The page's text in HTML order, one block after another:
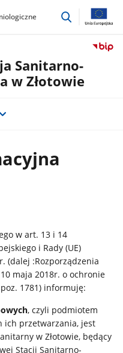
przejdź
Sanitarno-
w Złotowie
w art. 13 i 14
i Rady (UE)
(dalej :Rozporządzenia
maja 2018r. o ochronie
1781) informuję:
, czyli podmiotem
ich przetwarzania, jest
w Złotowie, będący
Stacji Sanitarno-